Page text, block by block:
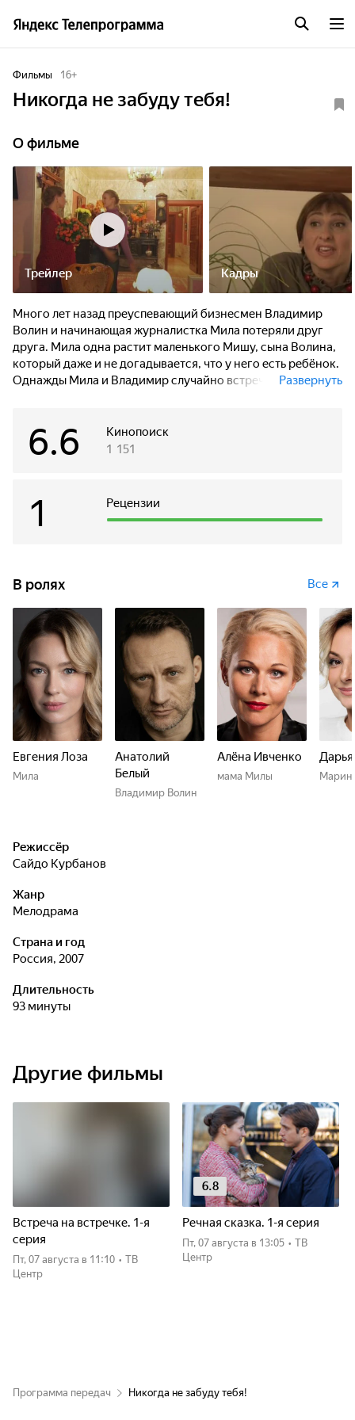
Фильмы 16+
Никогда не забуду тебя!
О фильме
Трейлер Кадры
Много лет назад преуспевающий бизнесмен Владимир
Волин и начинающая журналистка Мила потеряли друг
друга. Мила одна растит маленького Мишу, сына Волина,
который даже и не догадывается, что у него есть ребёнок.
Однажды Мила и Владимир случайно встречаются и
возлюбленного, скомпрометировав при этом Милу...
Развернуть
Кинопоиск
6.6 1 151
Рецензии
1
В ролях Все
Евгения Лоза
Мила
Анатолий
Белый
Владимир Волин
Алёна Ивченко
мама Милы
Режиссёр
Сайдо Курбанов
Жанр
мелодрама
Страна и год
Россия, 2007
Длительность
93 минуты
Другие фильмы
Встреча на встречке. 1-я
серия
пт, 07 августа в 11:10 • ТВ
Центр
6.8
Речная сказка. 1-я серия
пт, 07 августа в 13:05 • ТВ
Центр
Программа передач Никогда не забуду тебя!